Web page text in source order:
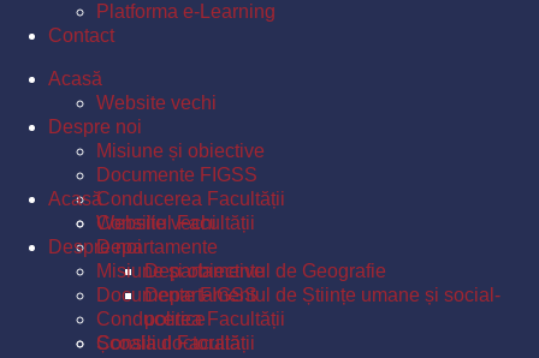
Platforma e-Learning
Contact
Acasă
Website vechi
Despre noi
Misiune și obiective
Documente FIGSS
Conducerea Facultății
Consiliul Facultății
Departamente
Departamentul de Geografie
Departamentul de Științe umane și social-
politice
Școala doctorală
Acasă
Website vechi
Despre noi
Misiune și obiective
Documente FIGSS
Conducerea Facultății
Consiliul Facultății